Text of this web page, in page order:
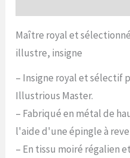
Maître royal et
illustre, insigne
– Insigne royal et sélectif
Illustrious Master.
– Fabriqué en métal de
l'aide d'une épingle à
– En tissu moiré régalien